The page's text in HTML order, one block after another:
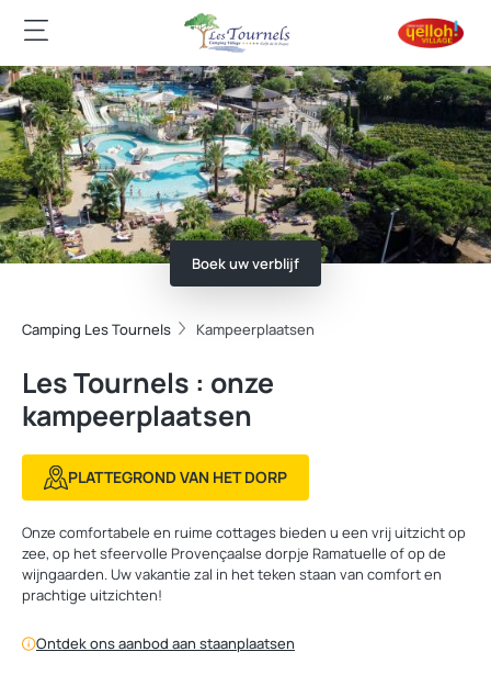
Boek uw verblijf
Camping Les Tournels Kampeerplaatsen
Les Tournels : onze
kampeerplaatsen
PLATTEGROND VAN HET DORP
Onze comfortabele en ruime cottages bieden u een vrij uitzicht op
zee, op het sfeervolle Provençaalse dorpje Ramatuelle of op de
wijngaarden. Uw vakantie zal in het teken staan van comfort en
prachtige uitzichten!
Ontdek ons aanbod aan staanplaatsen